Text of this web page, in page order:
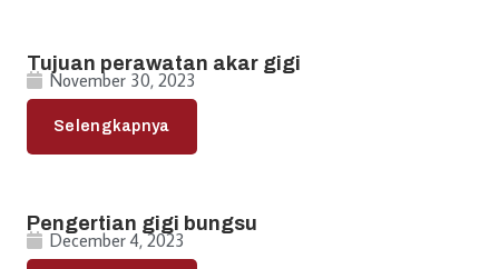
Tujuan perawatan akar gigi
November 30, 2023
Selengkapnya
Pengertian gigi bungsu
December 4, 2023